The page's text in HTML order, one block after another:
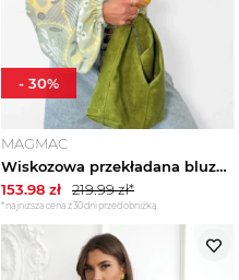
MAGMAC
Wiskozowa przekładana bluzka w print ADERIA - wzór 3 magmac
153.98 zł 219.99zł*
*najniższa cena z 30 dni przed obniżką
- 30%